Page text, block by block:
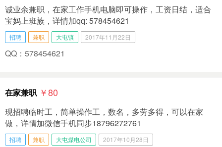
诚业余兼职，在家工作手机电脑即可操作，工资日结，适合
宝妈上班族，详情加qq: 578454621
招聘 兼职 大屯镇 2017年11月22日
QQ：578454621
在家兼职 ￥80
现招聘临时工，简单操作工，数名，多劳多得，可以在家
做，详情加微信手机同步18796272761
招聘 兼职 大屯煤电公司 2017年10月28日